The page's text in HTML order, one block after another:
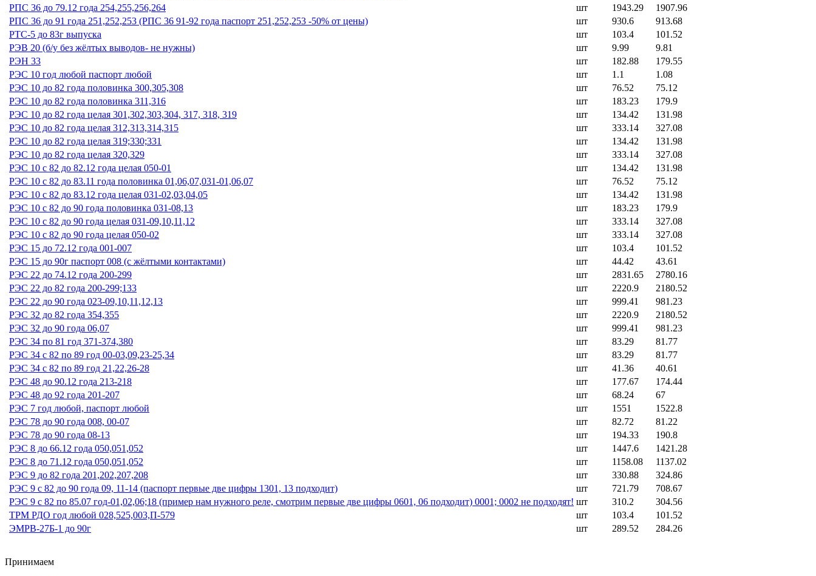
РПС 36 до 79.12 года 254,255,256,264
шт 1943.29
1907.96
РПС 36 до 91 года 251,252,253 (РПС 36 91-92 года паспорт 251,252,253 -50% от цены)
шт 930.6
913.68
РТС-5 до 83г выпуска
шт 103.4
101.52
РЭВ 20 (б/у без жёлтых выводов- не нужны)
шт 9.99
9.81
РЭН 33
шт 182.88
179.55
РЭС 10 год любой паспорт любой
шт 1.1
1.08
РЭС 10 до 82 года половинка 300,305,308
шт 76.52
75.12
РЭС 10 до 82 года половинка 311,316
шт 183.23
179.9
РЭС 10 до 82 года целая 301,302,303,304, 317, 318, 319
шт 134.42
131.98
РЭС 10 до 82 года целая 312,313,314,315
шт 333.14
327.08
РЭС 10 до 82 года целая 319;330;331
шт 134.42
131.98
РЭС 10 до 82 года целая 320,329
шт 333.14
327.08
РЭС 10 с 82 до 82.12 года целая 050-01
шт 134.42
131.98
РЭС 10 с 82 до 83.11 года половинка 01,06,07,031-01,06,07
шт 76.52
75.12
РЭС 10 с 82 до 83.12 года целая 031-02,03,04,05
шт 134.42
131.98
РЭС 10 с 82 до 90 года половинка 031-08,13
шт 183.23
179.9
РЭС 10 с 82 до 90 года целая 031-09,10,11,12
шт 333.14
327.08
РЭС 10 с 82 до 90 года целая 050-02
шт 333.14
327.08
РЭС 15 до 72.12 года 001-007
шт 103.4
101.52
РЭС 15 до 90г паспорт 008 (с жёлтыми контактами)
шт 44.42
43.61
РЭС 22 до 74.12 года 200-299
шт 2831.65
2780.16
РЭС 22 до 82 года 200-299;133
шт 2220.9
2180.52
РЭС 22 до 90 года 023-09,10,11,12,13
шт 999.41
981.23
РЭС 32 до 82 года 354,355
шт 2220.9
2180.52
РЭС 32 до 90 года 06,07
шт 999.41
981.23
РЭС 34 по 81 год 371-374,380
шт 83.29
81.77
РЭС 34 с 82 по 89 год 00-03,09,23-25,34
шт 83.29
81.77
РЭС 34 с 82 по 89 год 21,22,26-28
шт 41.36
40.61
РЭС 48 до 90.12 года 213-218
шт 177.67
174.44
РЭС 48 до 92 года 201-207
шт 68.24
67
РЭС 7 год любой, паспорт любой
шт 1551
1522.8
РЭС 78 до 90 года 008, 00-07
шт 82.72
81.22
РЭС 78 до 90 года 08-13
шт 194.33
190.8
РЭС 8 до 66.12 года 050,051,052
шт 1447.6
1421.28
РЭС 8 до 71.12 года 050,051,052
шт 1158.08
1137.02
РЭС 9 до 82 года 201,202,207,208
шт 330.88
324.86
РЭС 9 с 82 до 90 года 09, 11-14 (паспорт первые две цифры 1301, 13 подходит)
шт 721.79
708.67
РЭС 9 с 82 по 85.07 год-01,02,06;18 (пример нам нужного реле, смотрим первые две цифры 0601, 06 подходит) 0001; 0002 не подходят! шт 310.2
304.56
ТРМ РДО год любой 028,525,003,П-579
шт 103.4
101.52
ЭМРВ-27Б-1 до 90г
шт 289.52 284.26
Принимаем